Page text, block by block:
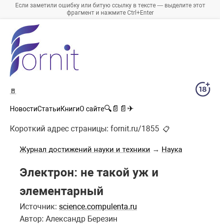
Если заметили ошибку или битую ссылку в тексте — выделите этот
фрагмент и нажмите Ctrl+Enter
🚪
НовостиСтатьиКнигиО сайте🔍 📄 📄 ✈
Короткий адрес страницы: fornit.ru/1855 📋
Журнал достижений науки и техники → Наука
Электрон: не такой уж и
элементарный
Источник: science.compulenta.ru
Автор: Александр Березин